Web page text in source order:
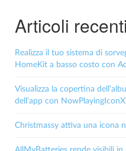
Articoli recenti
Realizza il tuo sistema di
HomeKit a basso costo con
Visualizza la copertina
dell’app con
Christmassy attiva una icona